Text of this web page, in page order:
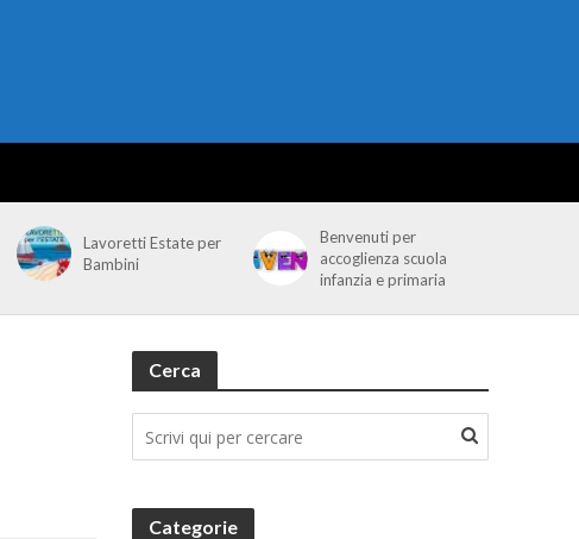
Lavoretti Estate per
Bambini
Benvenuti per
accoglienza scuola
infanzia e primaria
Cerca
Categorie